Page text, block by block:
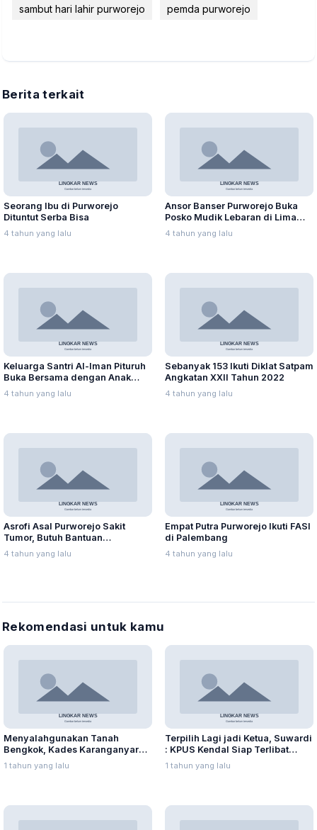
sambut hari lahir purworejo pemda purworejo
Berita terkait
Seorang Ibu di Purworejo
Dituntut Serba Bisa
4 tahun yang lalu
Ansor Banser Purworejo Buka
Posko Mudik Lebaran di Lima
Zona
4 tahun yang lalu
Keluarga Santri Al-Iman Pituruh
Buka Bersama dengan Anak
Yatim
4 tahun yang lalu
Sebanyak 153 Ikuti Diklat Satpam
Angkatan XXII Tahun 2022
4 tahun yang lalu
Asrofi Asal Purworejo Sakit
Tumor, Butuh Bantuan
Penanganan Khusus
4 tahun yang lalu
Empat Putra Purworejo Ikuti FASI
di Palembang
4 tahun yang lalu
Rekomendasi untuk kamu
Menyalahgunakan Tanah
Bengkok, Kades Karanganyar
Ditangkap Kejari
1 tahun yang lalu
Terpilih Lagi jadi Ketua, Suwardi
: KPUS Kendal Siap Terlibat
Suplai Telur untuk MBG
1 tahun yang lalu